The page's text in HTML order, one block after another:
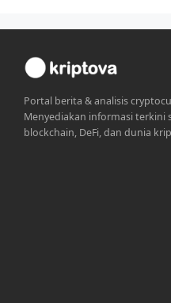
Portal berita & analisis
Menyediakan informasi terkini
blockchain, DeFi, dan dunia